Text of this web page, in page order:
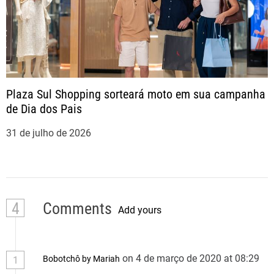
Plaza Sul Shopping sorteará moto em sua campanha
de Dia dos Pais
31 de julho de 2026
4 Comments Add yours
1 Bobotchô by Mariah on 4 de março de 2020 at 08:29